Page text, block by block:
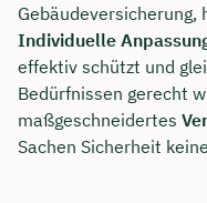
Gebäudeversicherung,
Individuelle
effektiv schützt und
Bedürfnissen gerecht
maßgeschneidertes
Sachen Sicherheit